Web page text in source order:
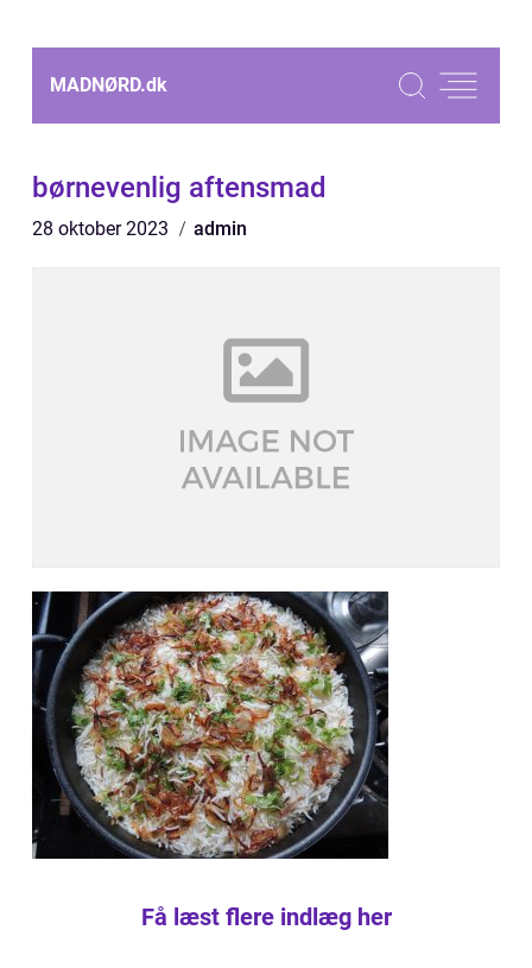
MADNØRD.dk
børnevenlig aftensmad
28 oktober 2023 admin
Få læst flere indlæg her